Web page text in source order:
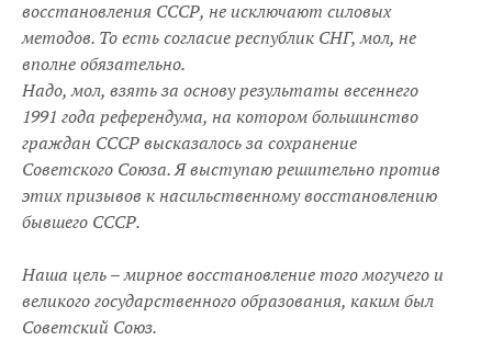
восстановления СССР, не исключают силовых
методов. То есть согласие республик СНГ, мол, не
вполне обязательно.
Надо, мол, взять за основу результаты весеннего
1991 года референдума, на котором большинство
граждан СССР высказалось за сохранение
Советского Союза. Я выступаю решительно против
этих призывов к насильственному восстановлению
бывшего СССР.
Наша цель – мирное восстановление того могучего и
великого государственного образования, каким был
Советский Союз.